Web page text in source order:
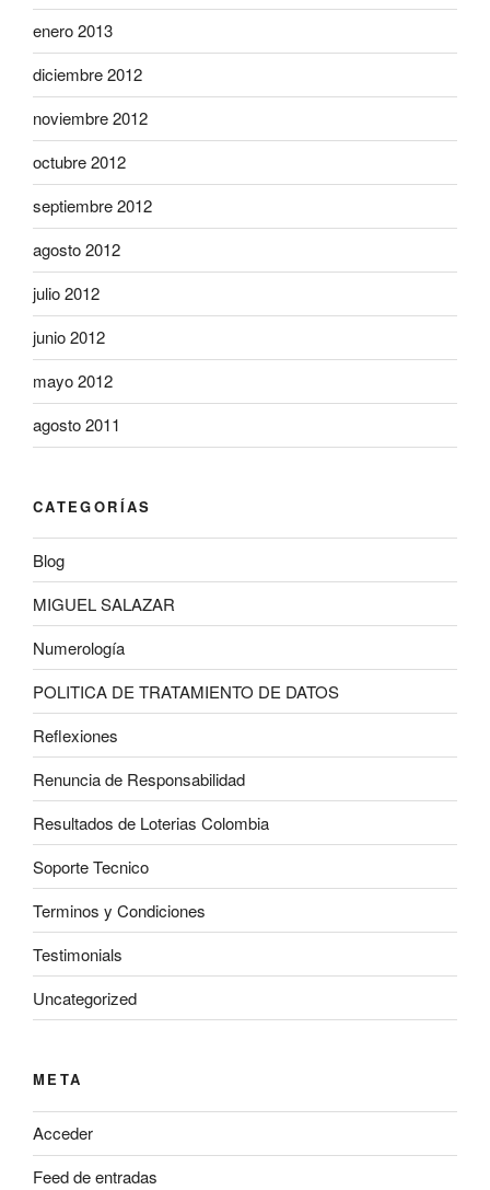
enero 2013
diciembre 2012
noviembre 2012
octubre 2012
septiembre 2012
agosto 2012
julio 2012
junio 2012
mayo 2012
agosto 2011
CATEGORÍAS
Blog
MIGUEL SALAZAR
Numerología
POLITICA DE TRATAMIENTO DE DATOS
Reflexiones
Renuncia de Responsabilidad
Resultados de Loterias Colombia
Soporte Tecnico
Terminos y Condiciones
Testimonials
Uncategorized
META
Acceder
Feed de entradas